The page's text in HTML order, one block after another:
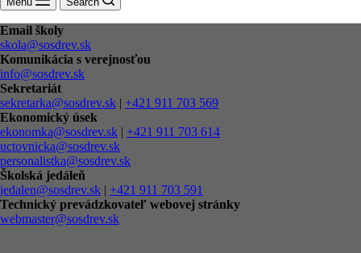
Email školy
skola@sosdrev.sk
Komunikácia s verejnosťou
info@sosdrev.sk
Sekretariát
sekretarka@sosdrev.sk | +421 911 703 569
Ekonomický úsek
ekonomka@sosdrev.sk | +421 911 703 614
uctovnicka@sosdrev.sk
personalistka@sosdrev.sk
Školská jedáleň
jedalen@sosdrev.sk | +421 911 703 591‬
Technický prevádzkovateľ webovej stránky
webmaster@sosdrev.sk